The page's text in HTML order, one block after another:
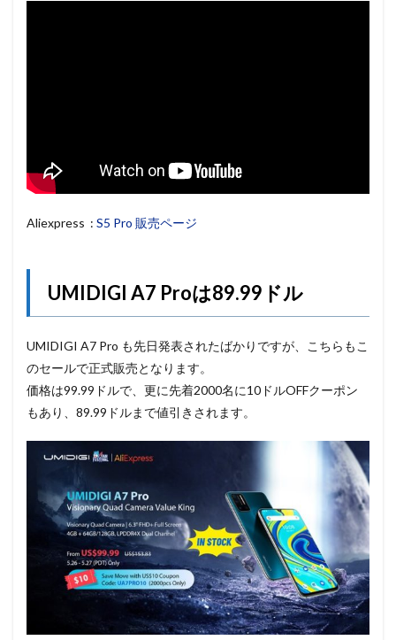
Aliexpress : S5 Pro 販売ページ
UMIDIGI A7 Proは89.99ドル
UMIDIGI A7 Pro も先日発表されたばかりですが、こちらもこ
のセールで正式販売となります。
価格は99.99ドルで、更に先着2000名に10ドルOFFクーポン
もあり、89.99ドルまで値引きされます。